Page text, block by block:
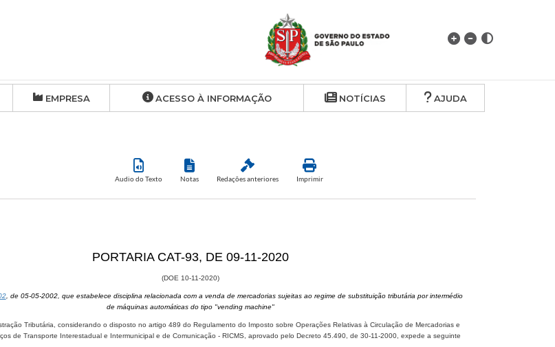
EMPRESA ACESSO À INFORMAÇÃO NOTÍCIAS AJUDA
Audio do Texto Notas Redações anteriores Imprimir
​PORTARIA CAT-93, DE 09-11-2020
(DOE 10-11-2020)
, de 05-05-2002, que estabelece disciplina relacionada com a venda de mercadorias sujeitas ao regime de substituição tributária por intermédio
de máquinas automáticas do tipo "vending machine"
Tributária, considerando o disposto no artigo 489 do Regulamento do Imposto sobre Operações Relativas à Circulação de Mercadorias e
de Transporte Interestadual e Intermunicipal e de Comunicação - RICMS, aprovado pelo Decreto 45.490, de 30-11-2000, expede a seguinte